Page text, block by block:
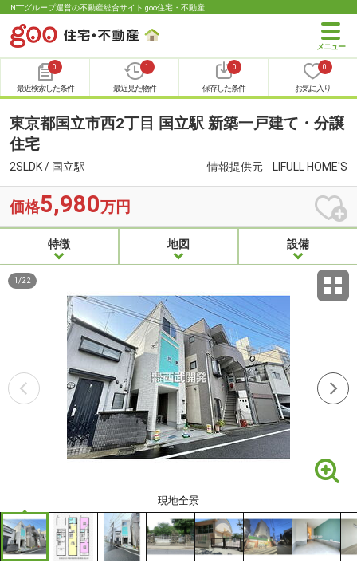
NTTグループ運営の不動産総合サイト goo住宅・不動産
0
最近検索した条件
1
最近見た物件
0
保存した条件
0
お気に入り
東京都国立市西2丁目 国立駅 新築一戸建て・分譲
住宅
2SLDK / 国立駅 情報提供元 LIFULL HOME'S
価格5,980万円
特徴 地図 設備
現地全景
1 /22